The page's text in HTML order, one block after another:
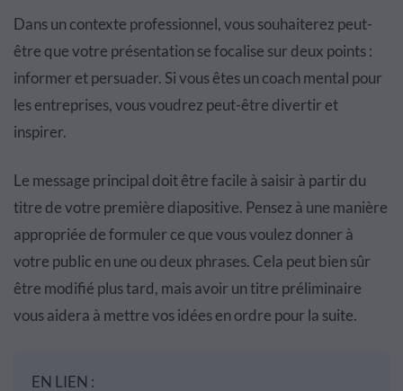
Dans un contexte professionnel, vous souhaiterez peut-
être que votre présentation se focalise sur deux points :
informer et persuader. Si vous êtes un coach mental pour
les entreprises, vous voudrez peut-être divertir et
inspirer.
Le message principal doit être facile à saisir à partir du
titre de votre première diapositive. Pensez à une manière
appropriée de formuler ce que vous voulez donner à
votre public en une ou deux phrases. Cela peut bien sûr
être modifié plus tard, mais avoir un titre préliminaire
vous aidera à mettre vos idées en ordre pour la suite.
EN LIEN :